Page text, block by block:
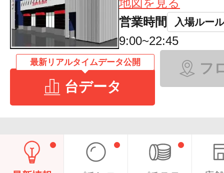
地図を見る
営業時間
入場ルール
9:00~22:45
最新リアルタイムデータ公開
台データ
フ